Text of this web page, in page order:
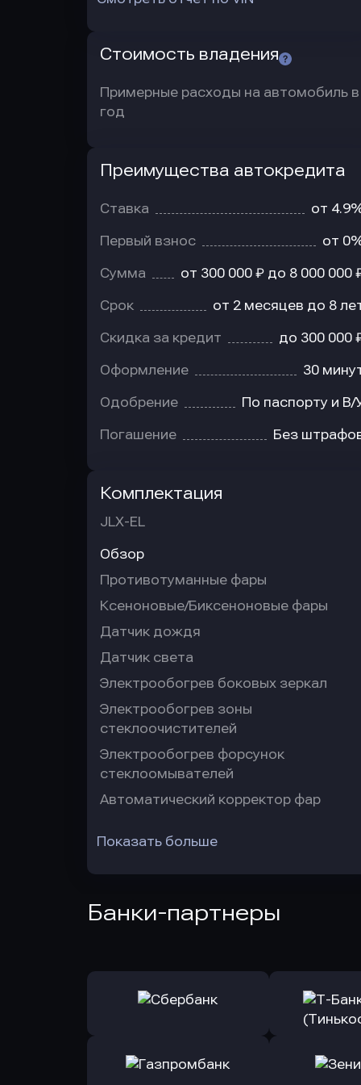
Стоимость владения
Примерные расходы на автомобиль в
год
Преимущества автокредита
Ставка от
Первый взнос от
Сумма от 300 000 ₽ до 8 000 000
Срок от 2 месяцев до 8
Скидка за кредит до 300 000
Оформление 30
Одобрение По паспорту и В/
Погашение Без
Комплектация
JLX-EL
Обзор
Противотуманные фары
Ксеноновые/Биксеноновые фары
Датчик дождя
Датчик света
Электрообогрев боковых зеркал
Электрообогрев зоны
стеклоочистителей
Электрообогрев форсунок
стеклоомывателей
Автоматический корректор фар
Показать больше
Банки-партнеры
Оправить заявку